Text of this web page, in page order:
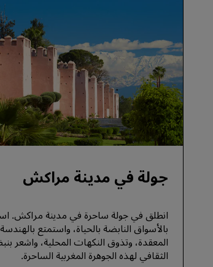
جولة في مدينة مراكش
انطلق في جولة ساحرة في مدينة مراكش.
بالأسواق النابضة بالحياة، واستمتع
المعقدة، وتذوق النكهات المحلية، واشعر
الثقافي لهذه الجوهرة المغربية الساحرة.